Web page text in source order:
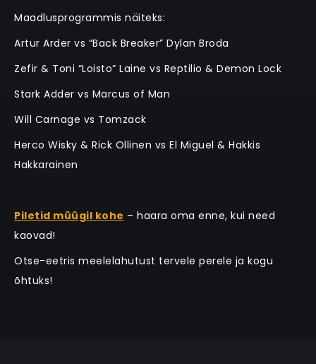
Maadlusprogrammis näiteks:
Artur Arder vs “Back Breaker” Dylan Broda
Zefir & Toni “Loisto” Laine vs Reptilio & Demon Lock
Stark Adder vs Marcus of Man
Will Carnage vs Tomzack
Herco Wisky & Rick Ollinen vs El Miguel & Hakkis
Hakkarainen
Piletid müügil kohe – haara oma enne, kui need
kaovad!
Otse-eetris meelelahutust tervele perele ja kogu
õhtuks!